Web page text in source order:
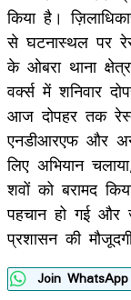
किया है।
से घटनास्थल पर
के ओबरा थाना
वर्क्स में शनिवार
आज दोपहर तक
एनडीआरएफ और
लिए अभियान
शवों को बरामद
पहचान हो गई और
प्रशासन की
Join